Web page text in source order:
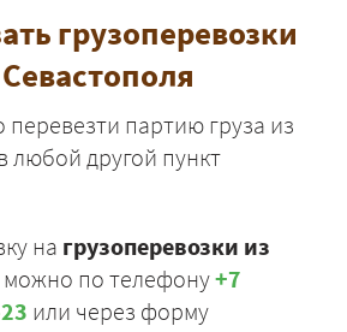
грузоперевозки
партию груза из
любой другой пункт
на грузоперевозки из
можно по телефону+7
или через форму
ЗАКАЗАТЬ